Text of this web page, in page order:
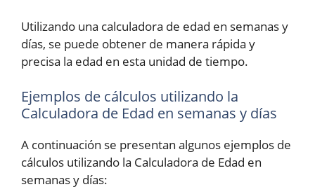
Utilizando una calculadora de edad en semanas y
días, se puede obtener de manera rápida y
precisa la edad en esta unidad de tiempo.
Ejemplos de cálculos utilizando la
Calculadora de Edad en semanas y días
A continuación se presentan algunos ejemplos de
cálculos utilizando la Calculadora de Edad en
semanas y días: